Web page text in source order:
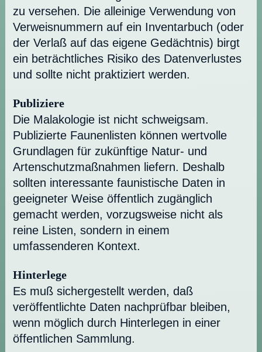
zu versehen. Die alleinige Verwendung von
Verweisnummern auf ein Inventarbuch (oder
der Verlaß auf das eigene Gedächtnis) birgt
ein beträchtliches Risiko des Datenverlustes
und sollte nicht praktiziert werden.
Publiziere
Die Malakologie ist nicht schweigsam.
Publizierte Faunenlisten können wertvolle
Grundlagen für zukünftige Natur- und
Artenschutzmaßnahmen liefern. Deshalb
sollten interessante faunistische Daten in
geeigneter Weise öffentlich zugänglich
gemacht werden, vorzugsweise nicht als
reine Listen, sondern in einem
umfassenderen Kontext.
Hinterlege
Es muß sichergestellt werden, daß
veröffentlichte Daten nachprüfbar bleiben,
wenn möglich durch Hinterlegen in einer
öffentlichen Sammlung.